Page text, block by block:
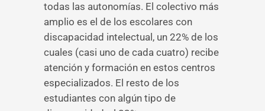
todas las autonomías. El colectivo más
amplio es el de los escolares con
discapacidad intelectual, un 22% de los
cuales (casi uno de cada cuatro) recibe
atención y formación en estos centros
especializados. El resto de los
estudiantes con algún tipo de